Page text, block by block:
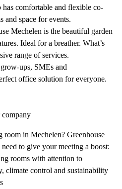
comfortable and flexible co-
and space for events.
Mechelen is the beautiful garden
Ideal for a breather. What’s
range of services.
ups, SMEs and
office solution for everyone.
in Mechelen? Greenhouse
to give your meeting a boost:
rooms with attention to
climate control and sustainability